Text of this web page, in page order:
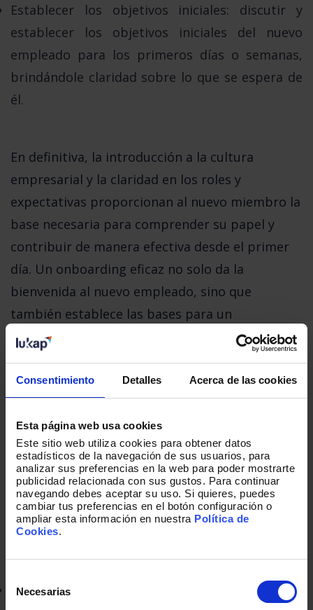
Consentimiento Detalles Acerca de las cookies
Esta página web usa cookies
Este sitio web utiliza cookies para obtener datos
estadísticos de la navegación de sus usuarios, para
analizar sus preferencias en la web para poder mostrarte
publicidad relacionada con sus gustos. Para continuar
navegando debes aceptar su uso. Si quieres, puedes
cambiar tus preferencias en el botón configuración o
ampliar esta información en nuestra Política de
Cookies.
Necesarias
Establecer los objetivos iniciales:
discutir y
establecer los objetivos iniciales del nuevo
empleado para los primeros días o semanas,
brindándole claridad sobre lo que se espera de
él.
En definitiva, la introducción a la cultura
empresarial y la claridad en los roles y
expectativas proporcionan al nuevo miembro la
base necesaria para comprender su papel y
contribuir de manera efectiva desde el primer
día. Un onboarding eficaz no solo da la
bienvenida al nuevo empleado, sino que
también establece las bases para un
crecimiento y éxito continuos dentro de la
3. Postboarding: Primera semana
Una vez que el nuevo empleado ha pasado su
primer día, es importante continuar
brindándole apoyo y orientación durante sus
primeros días en la empresa.
Programas de formación y capacitación